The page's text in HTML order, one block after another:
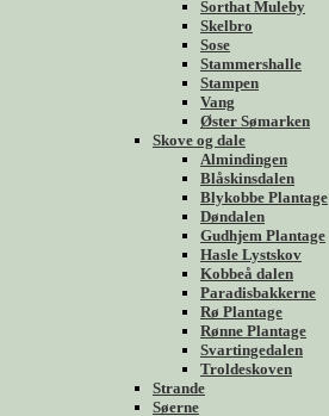
Sorthat Muleby
Skelbro
Sose
Stammershalle
Stampen
Vang
Øster Sømarken
Skove og dale
Almindingen
Blåskinsdalen
Blykobbe Plantage
Døndalen
Gudhjem Plantage
Hasle Lystskov
Kobbeå dalen
Paradisbakkerne
Rø Plantage
Rønne Plantage
Svartingedalen
Troldeskoven
Strande
Søerne